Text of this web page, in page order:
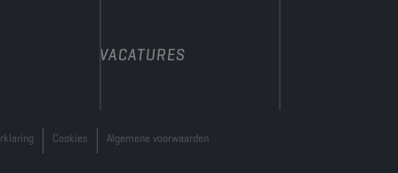
VACATURES
Cookies Algemene voorwaarden